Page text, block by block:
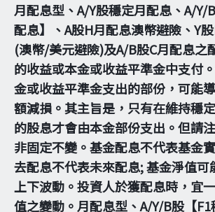
月配息型、A/Y股穩定月配息、A/Y/
配息】、A股H月配息澳幣避險、Y
(澳幣/美元避險)及A/B股C月配息之
的收益或本金或收益平準金中支付
金或收益平準金支出的部份，可能
額減損。其主旨是，只有在維持穩
的股息才會由本金部份支出。但請
非固定不變。基金配息不代表基金
去配息不代表未來配息; 基金淨值可
上下波動。投資人於獲配息時，宜
值之變動。月配息型、A/Y/B股【F1